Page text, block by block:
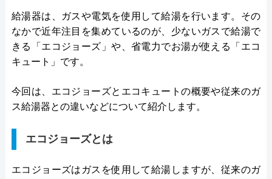
給湯器は、ガスや電気を使用して給湯を行います。その
なかで近年注目を集めているのが、少ないガスで給湯で
きる「エコジョーズ」や、省電力でお湯が使える「エコ
キュート」です。
今回は、エコジョーズとエコキュートの概要や従来のガ
ス給湯器との違いなどについて紹介します。
エコジョーズとは
エコジョーズはガスを使用して給湯しますが、従来のガ